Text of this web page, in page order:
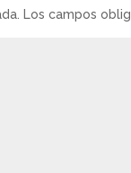
Los campos